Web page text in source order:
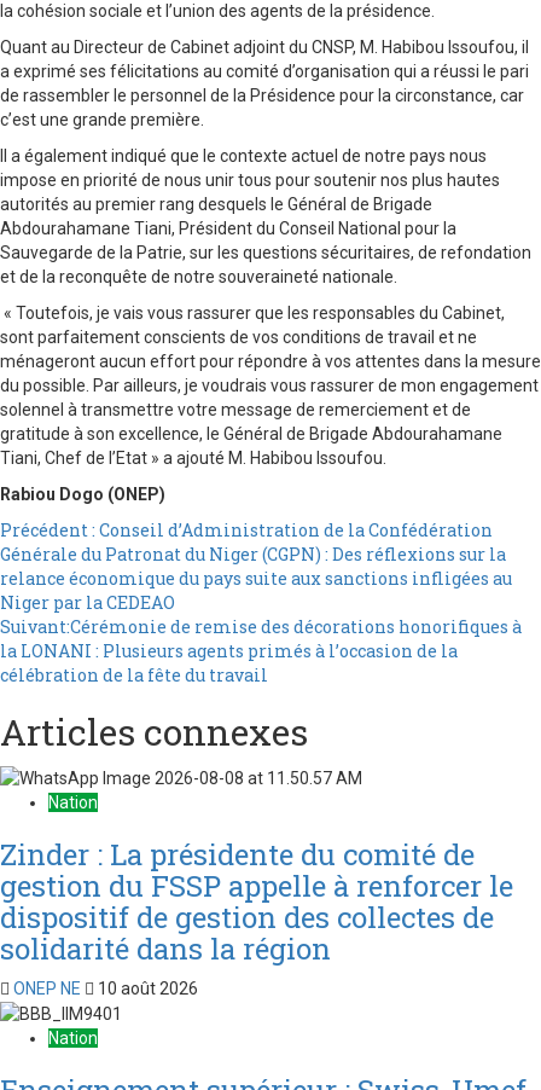
la cohésion sociale et l’union des agents de la présidence.
Quant au Directeur de Cabinet adjoint du CNSP, M. Habibou Issoufou, il
a exprimé ses félicitations au comité d’organisation qui a réussi le pari
de rassembler le personnel de la Présidence pour la circonstance, car
c’est une grande première.
Il a également indiqué que le contexte actuel de notre pays nous
impose en priorité de nous unir tous pour soutenir nos plus hautes
autorités au premier rang desquels le Général de Brigade
Abdourahamane Tiani, Président du Conseil National pour la
Sauvegarde de la Patrie, sur les questions sécuritaires, de refondation
et de la reconquête de notre souveraineté nationale.
« Toutefois, je vais vous rassurer que les responsables du Cabinet,
sont parfaitement conscients de vos conditions de travail et ne
ménageront aucun effort pour répondre à vos attentes dans la mesure
du possible. Par ailleurs, je voudrais vous rassurer de mon engagement
solennel à transmettre votre message de remerciement et de
gratitude à son excellence, le Général de Brigade Abdourahamane
Tiani, Chef de l’Etat » a ajouté M. Habibou Issoufou.
Rabiou Dogo (ONEP)
Précédent : Conseil d’Administration de la Confédération
Générale du Patronat du Niger (CGPN) : Des réflexions sur la
relance économique du pays suite aux sanctions infligées au
Niger par la CEDEAO
Suivant:Cérémonie de remise des décorations honorifiques à
la LONANI : Plusieurs agents primés à l’occasion de la
célébration de la fête du travail
Articles connexes
Nation
Zinder : La présidente du comité de
gestion du FSSP appelle à renforcer le
dispositif de gestion des collectes de
solidarité dans la région
ONEP NE 10 août 2026
Nation